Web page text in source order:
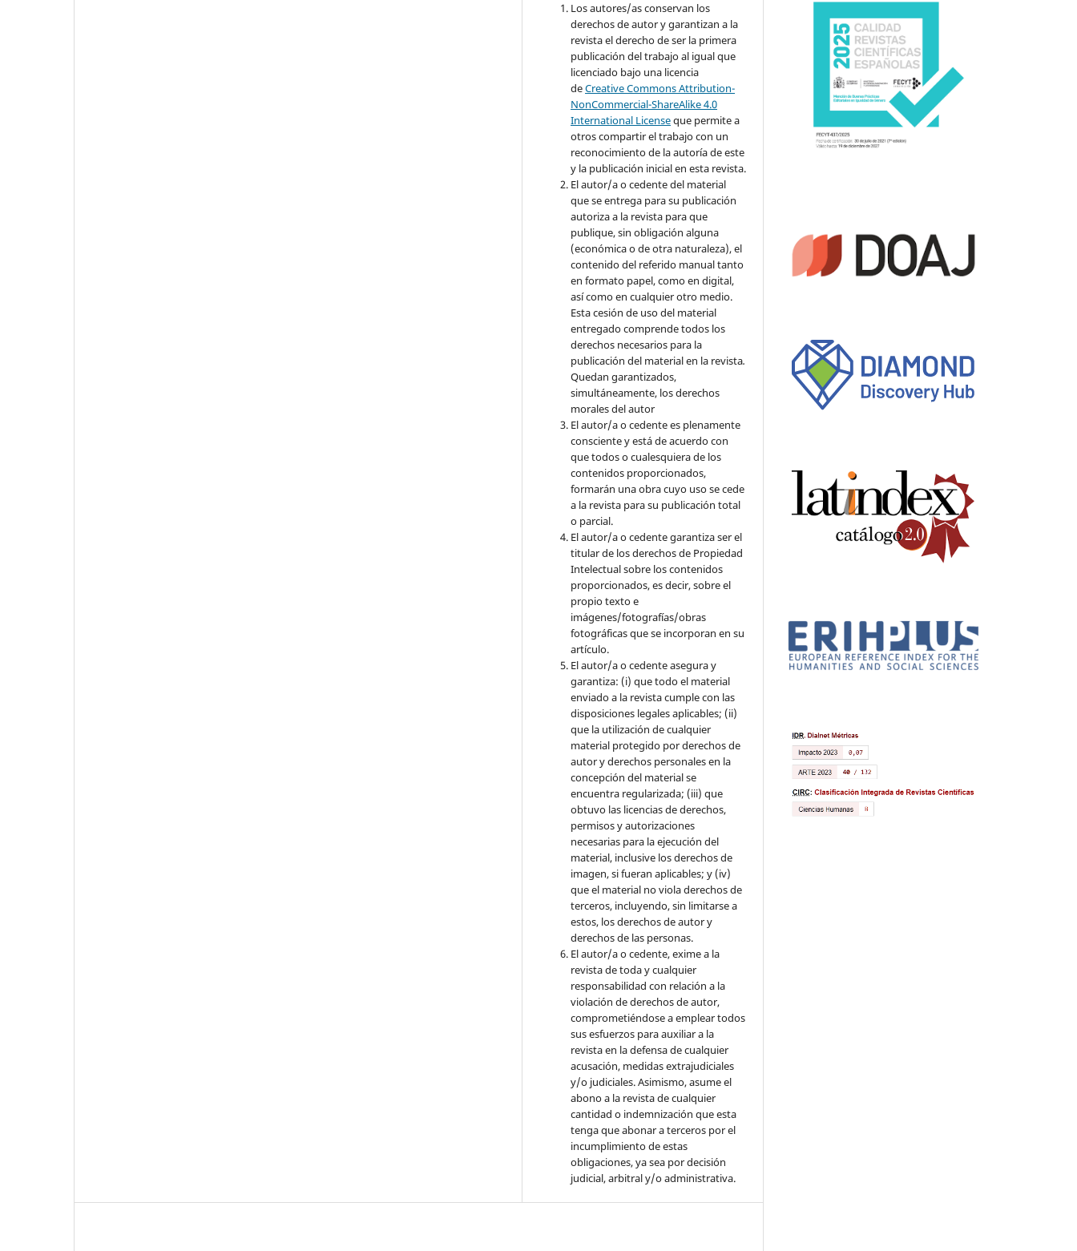
Los autores/as conservan los
derechos de autor y garantizan a la
revista el derecho de ser la primera
publicación del trabajo al igual que
licenciado bajo una licencia
deCreative Commons Attribution-
NonCommercial-ShareAlike 4.0
International Licenseque permite a
otros compartir el trabajo con un
reconocimiento de la autoría de este
y la publicación inicial en esta revista.
El autor/a o cedente del material
que se entrega para su publicación
autoriza a la revista para que
publique, sin obligación alguna
(económica o de otra naturaleza), el
contenido del referido manual tanto
en formato papel, como en digital,
así como en cualquier otro medio.
Esta cesión de uso del material
entregado comprende todos los
derechos necesarios para la
publicación del material en la revista.
Quedan garantizados,
simultáneamente, los derechos
morales del autor
El autor/a o cedente es plenamente
consciente y está de acuerdo con
que todos o cualesquiera de los
contenidos proporcionados,
formarán una obra cuyo uso se cede
a la revista para su publicación total
o parcial.
El autor/a o cedente garantiza ser el
titular de los derechos de Propiedad
Intelectual sobre los contenidos
proporcionados, es decir, sobre el
propio texto e
imágenes/fotografías/obras
fotográficas que se incorporan en su
artículo.
El autor/a o cedente asegura y
garantiza: (i) que todo el material
enviado a la revista cumple con las
disposiciones legales aplicables; (ii)
que la utilización de cualquier
material protegido por derechos de
autor y derechos personales en la
concepción del material se
encuentra regularizada; (iii) que
obtuvo las licencias de derechos,
permisos y autorizaciones
necesarias para la ejecución del
material, inclusive los derechos de
imagen, si fueran aplicables; y (iv)
que el material no viola derechos de
terceros, incluyendo, sin limitarse a
estos, los derechos de autor y
derechos de las personas.
El autor/a o cedente, exime a la
revista de toda y cualquier
responsabilidad con relación a la
violación de derechos de autor,
comprometiéndose a emplear todos
sus esfuerzos para auxiliar a la
revista en la defensa de cualquier
acusación, medidas extrajudiciales
y/o judiciales. Asimismo, asume el
abono a la revista de cualquier
cantidad o indemnización que esta
tenga que abonar a terceros por el
incumplimiento de estas
obligaciones, ya sea por decisión
judicial, arbitral y/o administrativa.